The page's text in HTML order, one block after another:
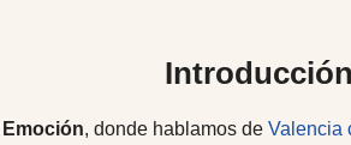
Introducción
Emoción, donde hablamos deValencia